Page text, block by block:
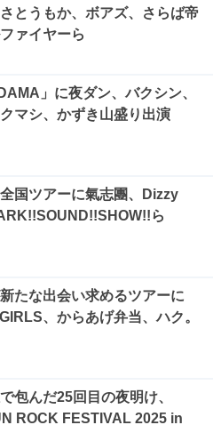
とうもか、ボアズ、さらば帝
ァイヤーら
」に夜ダン、バクシン、
マシ、かずき山盛り出演
国ツアーに氣志團、Dizzy
ら
たな出会い求めるツアーに
、からあげ弁当、ハク。
包んだ25回目の夜明け、
ROCK FESTIVAL 2025 in